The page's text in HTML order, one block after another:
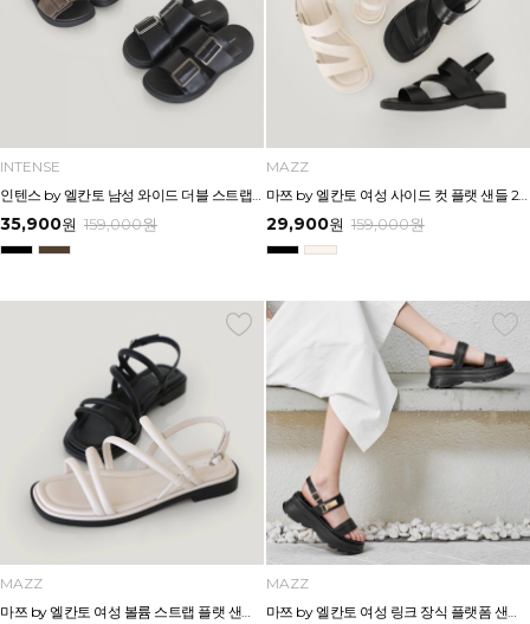
INTENSE
인텐스 by 엘칸토 남성 와이드 더블 스트랩 버클 슬라이드 3.5cm LCMW62I626
35,900원 159,000원
MAZZ
마쯔 by 엘칸토 여성 사이드 컷 플랫 샌들 2.5cm LCWW65M626
29,900원 159,000원
MAZZ
마쯔 by 엘칸토 여성 볼륨 스트랩 플랫 샌들 2cm LCWW58M626
MAZZ
마쯔 by 엘칸토 여성 링크 장식 플랫폼 샌들 6cm LCWW50M626